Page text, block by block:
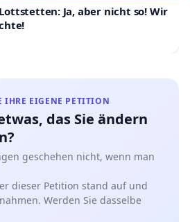
Ja, aber nicht so! Wir
IHRE EIGENE PETITION
das Sie ändern
geschehen nicht, wenn man
dieser Petition stand auf und
Werden Sie dasselbe